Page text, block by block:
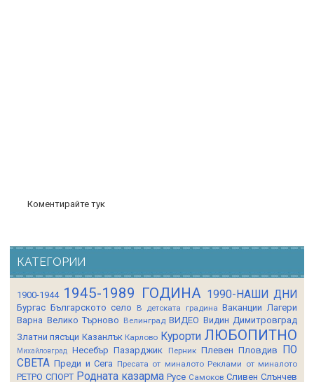
Коментирайте тук
КАТЕГОРИИ
1900-1944 1945-1989 ГОДИНА 1990-НАШИ ДНИ
Бургас Българското село В детската градина Ваканции Лагери
Варна Велико Търново Велинград ВИДЕО Видин Димитровград
Златни пясъци Казанлък Карлово Курорти ЛЮБОПИТНО
Михайловград Несебър Пазарджик Перник Плевен Пловдив
ПО
СВЕТА Преди и Сега Пресата от миналото Реклами от миналото
РЕТРО СПОРТ Родната казарма Русе Самоков Сливен Слънчев